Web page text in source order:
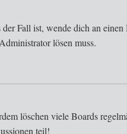
Fall ist, wende dich an
lösen muss.
löschen viele Boards
teil!